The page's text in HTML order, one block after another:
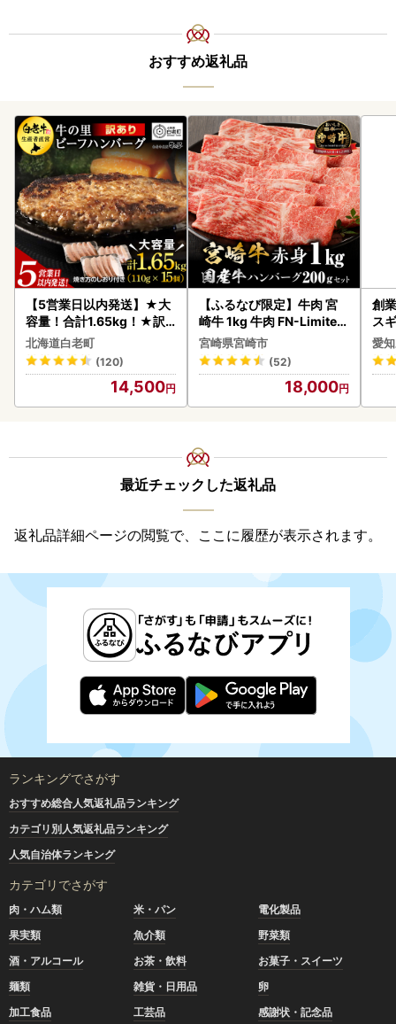
おすすめ返礼品
【5営業日以内発送】★大
容量！合計1.65kg！★訳
あり・牛の里ビーフハンバ
ーグ(110ｇ5枚入）×3 AG
058
北海道白老町
(120)
14,500
【ふるなび限定】牛肉 宮
崎牛 1kg 牛肉 FN-Limited
-VO
宮崎県宮崎市
(52)
18,000
創
ス
み
惣
ン
愛
最近チェックした返礼品
返礼品詳細ページの閲覧で、ここに履歴が表示されます。
ランキングでさがす
おすすめ総合人気返礼品ランキング
カテゴリ別人気返礼品ランキング
人気自治体ランキング
カテゴリでさがす
肉・ハム類 米・パン
電化製品
果実類
魚介類
野菜類
酒・アルコール
お茶・飲料
お菓子・スイーツ
麺類
雑貨・日用品
卵
加工食品
工芸品
感謝状・記念品